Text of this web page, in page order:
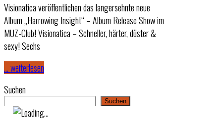
Visionatica veröffentlichen das langersehnte neue
Album „Harrowing Insight“ – Album Release Show im
MUZ-Club! Visionatica – Schneller, härter, düster &
sexy! Sechs
… weiterlesen
Suchen
Suchen